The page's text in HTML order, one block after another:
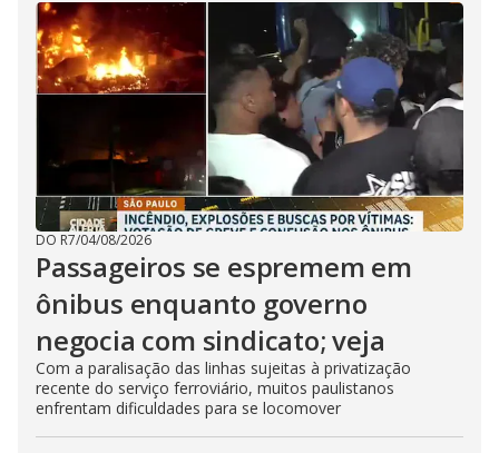
DO R7/04/08/2026
Passageiros se espremem em
ônibus enquanto governo
negocia com sindicato; veja
Com a paralisação das linhas sujeitas à privatização
recente do serviço ferroviário, muitos paulistanos
enfrentam dificuldades para se locomover